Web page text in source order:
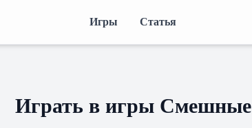
Игры Статья
Играть в игры Смешные